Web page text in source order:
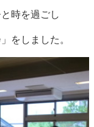
時を過ごし
をしました。